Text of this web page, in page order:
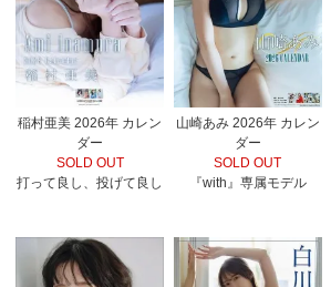
稲村亜美 2026年 カレン
ダー
SOLD OUT
打って良し、投げて良し
山崎あみ 2026年 カレン
ダー
SOLD OUT
『with』専属モデル